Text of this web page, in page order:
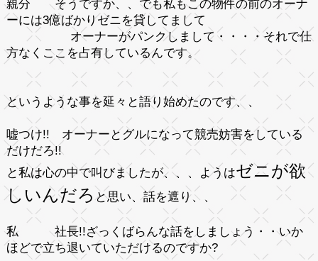
親分
そうですか、、でも私もこの物件の前のオーナ
ーには3億ばかりゼニを貸してまして
オーナーがパンクしまして・・・・それで仕
方なくここを占有しているんです。
というような事を延々と語り始めたのです、、
嘘つけ!! オーナーとグルになって競売妨害をしている
だけだろ!!
と私は心の中で叫びましたが、、、ようはゼニが欲
しいんだろ と思い、話を遮り、、
私
社長!!ざっくばらんな話をしましょう・・いか
ほどで立ち退いていただけるのですか?